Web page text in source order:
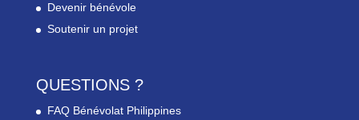
Devenir bénévole
Soutenir un projet
QUESTIONS ?
FAQ Bénévolat Philippines